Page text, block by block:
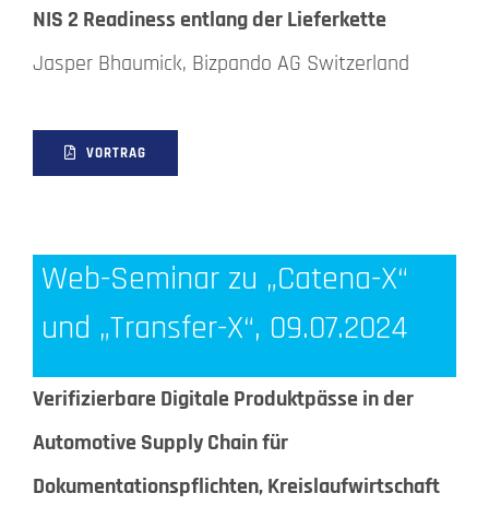
NIS 2 Readiness entlang der Lieferkette
Jasper Bhaumick, Bizpando AG Switzerland
VORTRAG
Web-Seminar zu „Catena-X“
und „Transfer-X“, 09.07.2024
Verifizierbare Digitale Produktpässe in der
Automotive Supply Chain für
Dokumentationspflichten, Kreislaufwirtschaft